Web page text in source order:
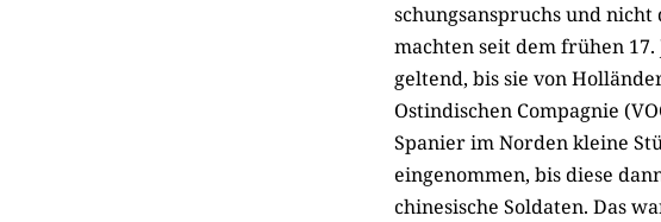
schungsanspruchs und
machten seit dem frühen
geltend, bis sie von
Ostindischen Compagnie
Spanier im Norden kleine
eingenommen, bis diese
chinesische Soldaten. Das